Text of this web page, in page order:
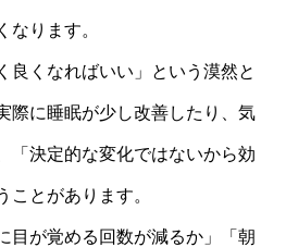
なります。
良くなればいい」という漠然と
際に睡眠が少し改善したり、気
「決定的な変化ではないから効
ことがあります。
目が覚める回数が減るか」「朝